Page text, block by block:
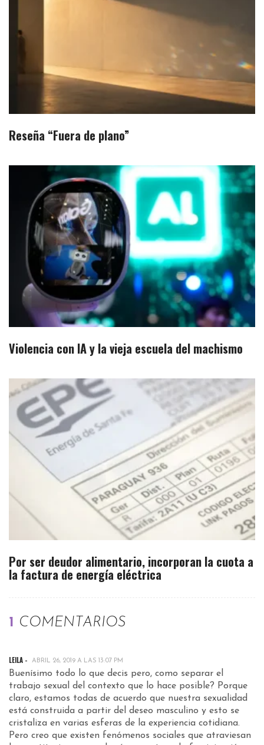
Reseña “Fuera de plano”
Violencia con IA y la vieja escuela del machismo
Por ser deudor alimentario, incorporan la cuota a
la factura de energía eléctrica
1 COMENTARIOS
LEILA - ABRIL 26, 2019 A LAS 13:07 PM
Buenísimo todo lo que decis pero, como separar el
trabajo sexual del contexto que lo hace posible? Porque
claro, estamos todas de acuerdo que nuestra sexualidad
está construida a partir del deseo masculino y esto se
cristaliza en varias esferas de la experiencia cotidiana.
Pero creo que existen fenómenos sociales que atraviesan